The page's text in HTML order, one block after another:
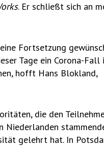
. Er schließt sich an
Fortsetzung
Tage ein Corona-Fall
hofft Hans Blokland,
die den
Niederlanden
gelehrt hat. In